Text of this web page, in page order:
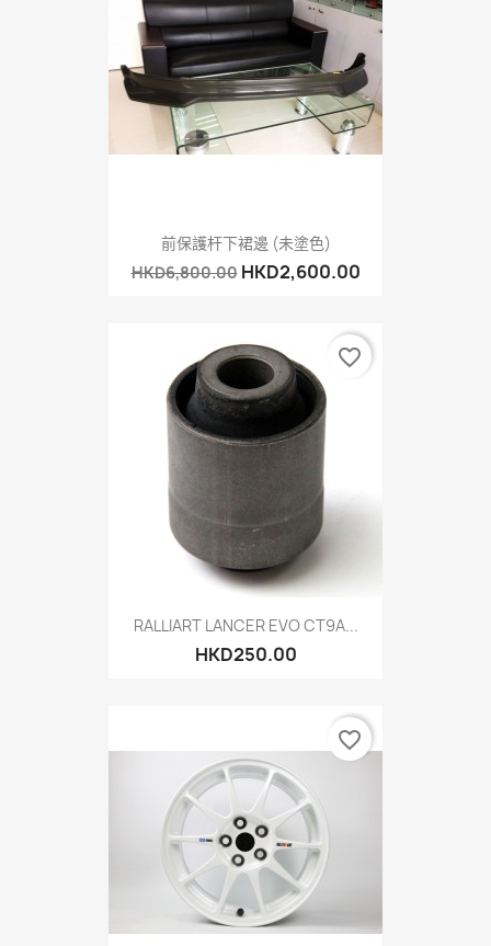
前保護杆下裙邊 (未塗色)
HKD6,800.00 HKD2,600.00
RALLIART LANCER EVO CT9A...
HKD250.00
favorite_border
favorite_border